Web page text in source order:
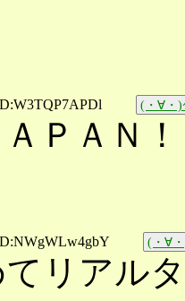
(・∀・)
ＰＡＮ！
(・∀
リアル